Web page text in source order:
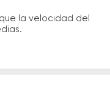
la velocidad del